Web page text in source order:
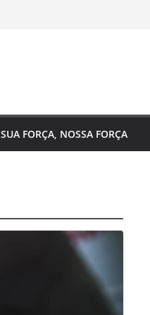
SUA FORÇA, NOSSA FORÇA